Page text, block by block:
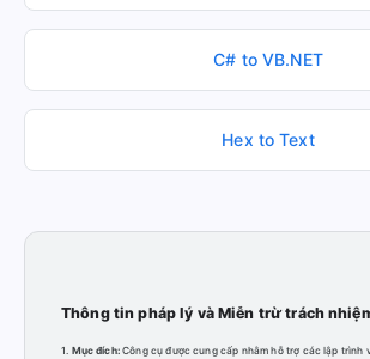
C# to VB.NET
Hex to Text
Thông tin pháp lý và Miễn trừ trách
1. Mục đích:Công cụ được cung cấp nhằm hỗ trợ các lập trình